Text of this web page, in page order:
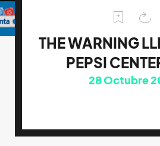
THE WARNING
PEPSI
28Octubre